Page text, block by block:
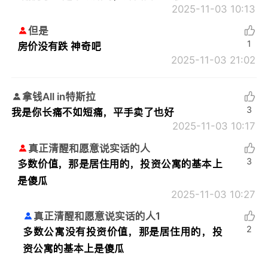
2025-11-03 10:13
但是
房价没有跌 神奇吧
2025-11-03 21:02
1
拿钱All in特斯拉
我是你长痛不如短痛，平手卖了也好
2025-11-03 10:17
3
真正清醒和愿意说实话的人
多数价值，那是居住用的，投资公寓的基本上
是傻瓜
2025-11-03 10:27
3
真正清醒和愿意说实话的人1
多数公寓没有投资价值，那是居住用的，投
资公寓的基本上是傻瓜
2